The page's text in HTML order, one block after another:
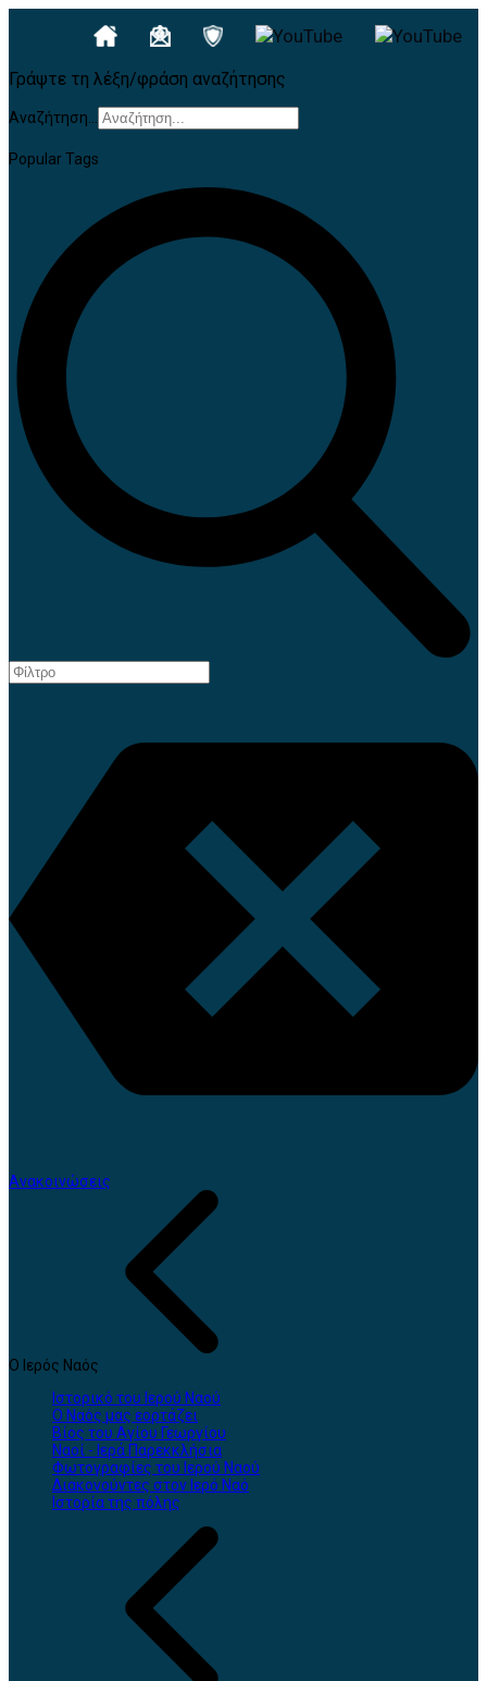
Γράψτε τη λέξη/φράση αναζήτησης
Αναζήτηση...
Popular Tags
Ανακοινώσεις
Ο Ιερός Ναός
Ιστορικό του Ιερού Ναού
Ο Ναός μας εορτάζει
Βίος του Αγίου Γεωργίου
Ναοί - Ιερά Παρεκκλήσια
Φωτογραφίες του Ιερού Ναού
Διακονούντες στον Ιερό Ναό
Ιστορία της πόλης